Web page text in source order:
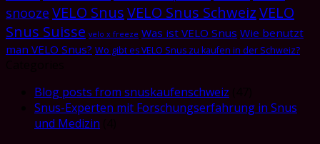
snooze VELO SnusVELO Snus SchweizVELO
Snus Suisse velo x freeze Was ist VELO Snus Wie benutzt
man VELO Snus? Wo gibt es VELO Snus zu kaufen in der Schweiz?
Blog posts from snuskaufenschweiz
Snus-Experten mit Forschungserfahrung in Snus
und Medizin